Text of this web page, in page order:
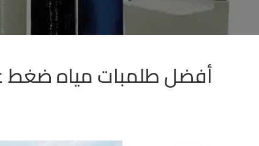
أفضل طلمبات مياه ضغط